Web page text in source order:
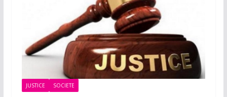
JUSTICE SOCIETE